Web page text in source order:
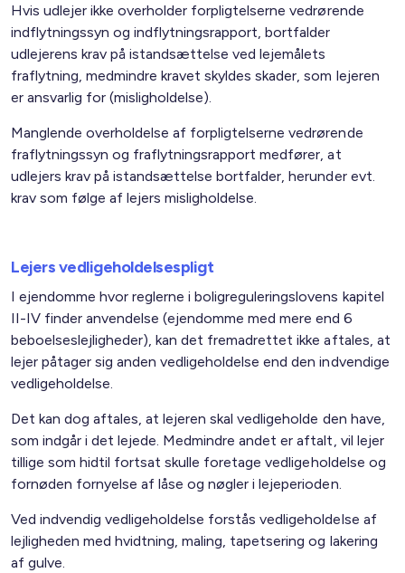
Hvis udlejer ikke overholder forpligtelserne vedrørende
indflytningssyn og indflytningsrapport, bortfalder
udlejerens krav på istandsættelse ved lejemålets
fraflytning, medmindre kravet skyldes skader, som lejeren
er ansvarlig for (misligholdelse).
Manglende overholdelse af forpligtelserne vedrørende
fraflytningssyn og fraflytningsrapport medfører, at
udlejers krav på istandsættelse bortfalder, herunder evt.
krav som følge af lejers misligholdelse.
Lejers vedligeholdelsespligt
I ejendomme hvor reglerne i boligreguleringslovens kapitel
II-IV finder anvendelse (ejendomme med mere end 6
beboelseslejligheder), kan det fremadrettet ikke aftales, at
lejer påtager sig anden vedligeholdelse end den indvendige
vedligeholdelse.
Det kan dog aftales, at lejeren skal vedligeholde den have,
som indgår i det lejede. Medmindre andet er aftalt, vil lejer
tillige som hidtil fortsat skulle foretage vedligeholdelse og
fornøden fornyelse af låse og nøgler i lejeperioden.
Ved indvendig vedligeholdelse forstås vedligeholdelse af
lejligheden med hvidtning, maling, tapetsering og lakering
af gulve.